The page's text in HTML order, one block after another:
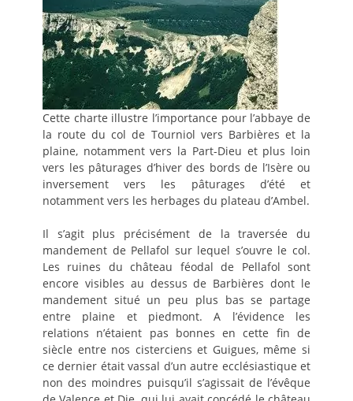
Cette charte illustre l’importance pour l’abbaye de
la route du col de Tourniol vers Barbières et la
plaine, notamment vers la Part-Dieu et plus loin
vers les pâturages d’hiver des bords de l’Isère ou
inversement vers les pâturages d’été et
notamment vers les herbages du plateau d’Ambel.
Il s’agit plus précisément de la traversée du
mandement de Pellafol sur lequel s’ouvre le col.
Les ruines du château féodal de Pellafol sont
encore visibles au dessus de Barbières dont le
mandement situé un peu plus bas se partage
entre plaine et piedmont. A l’évidence les
relations n’étaient pas bonnes en cette fin de
siècle entre nos cisterciens et Guigues, même si
ce dernier était vassal d’un autre ecclésiastique et
non des moindres puisqu’il s’agissait de l’évêque